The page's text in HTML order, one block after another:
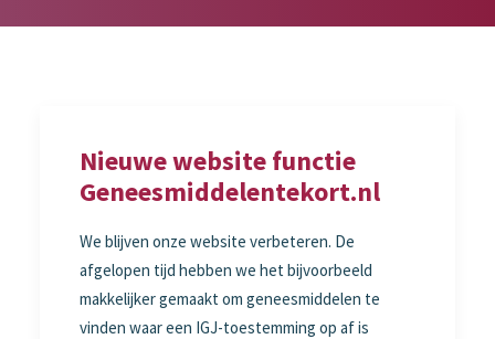
Nieuwe website functie
Geneesmiddelentekort.nl
We blijven onze website verbeteren. De
afgelopen tijd hebben we het bijvoorbeeld
makkelijker gemaakt om geneesmiddelen te
vinden waar een IGJ-toestemming op af is